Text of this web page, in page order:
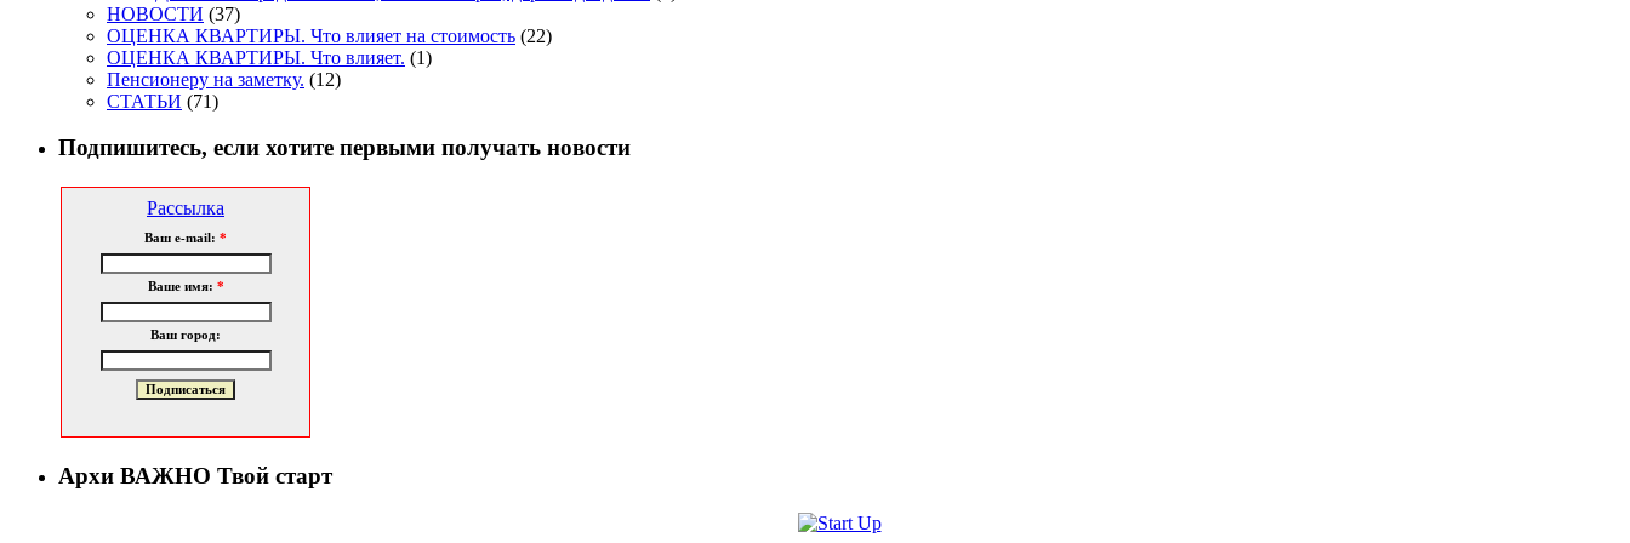
НОВОСТИ (37)
ОЦЕНКА КВАРТИРЫ. Что влияет на стоимость (22)
ОЦЕНКА КВАРТИРЫ. Что влияет. (1)
Пенсионеру на заметку. (12)
СТАТЬИ (71)
Подпишитесь, если хотите первыми получать новости
Рассылка
Ваш e-mail: *
Ваше имя: *
Ваш город:
Архи ВАЖНО Твой старт